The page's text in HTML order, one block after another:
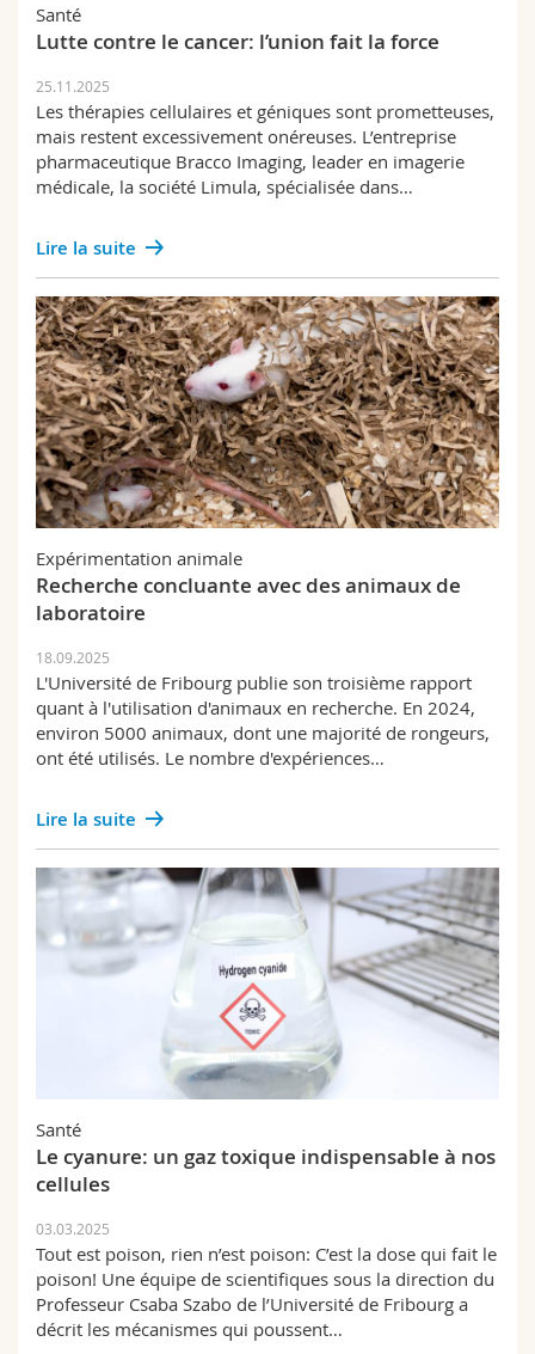
Santé
Lutte contre le cancer: l’union fait la force
25.11.2025
Les thérapies cellulaires et géniques sont prometteuses,
mais restent excessivement onéreuses. L’entreprise
pharmaceutique Bracco Imaging, leader en imagerie
médicale, la société Limula, spécialisée dans…
Lire la suite
Expérimentation animale
Recherche concluante avec des animaux de
laboratoire
18.09.2025
L'Université de Fribourg publie son troisième rapport
quant à l'utilisation d'animaux en recherche. En 2024,
environ 5000 animaux, dont une majorité de rongeurs,
ont été utilisés. Le nombre d'expériences…
Lire la suite
Santé
Le cyanure: un gaz toxique indispensable à nos
cellules
03.03.2025
Tout est poison, rien n’est poison: C’est la dose qui fait le
poison! Une équipe de scientifiques sous la direction du
Professeur Csaba Szabo de l’Université de Fribourg a
décrit les mécanismes qui poussent…